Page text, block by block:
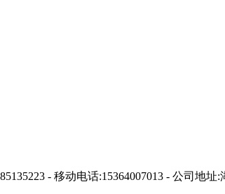
- 移动电话:15364007013 - 公司地